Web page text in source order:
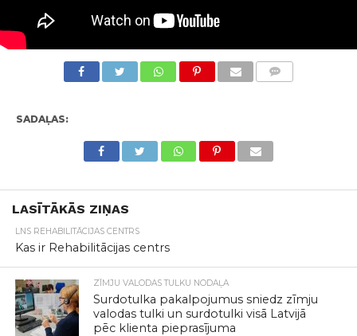
SADAĻAS:
LASĪTĀKĀS ZIŅAS
LNS REHABILITĀCIJAS CENTRS
Kas ir Rehabilitācijas centrs
ZĪMJU VALODAS TULKU NODAĻA
Surdotulka pakalpojumus sniedz zīmju
valodas tulki un surdotulki visā Latvijā
pēc klienta pieprasījuma